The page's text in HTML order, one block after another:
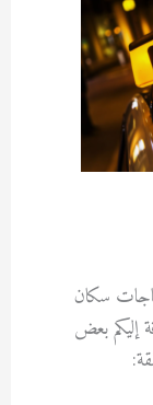
سكان
إليكم بعض